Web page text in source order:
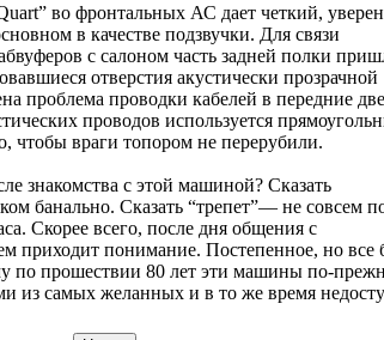
во фронтальных АС дает четкий,
в качестве подзвучки. Для связи
с салоном часть задней полки
отверстия акустически прозрачной
проблема проводки кабелей в передние
проводов используется
чтобы враги топором не перерубили.
знакомства с этой машиной? Сказать
банально. Сказать “трепет”— не совсем
Скорее всего, после дня общения с
приходит понимание. Постепенное, но все
по прошествии 80 лет эти машины по-
из самых желанных и в то же время